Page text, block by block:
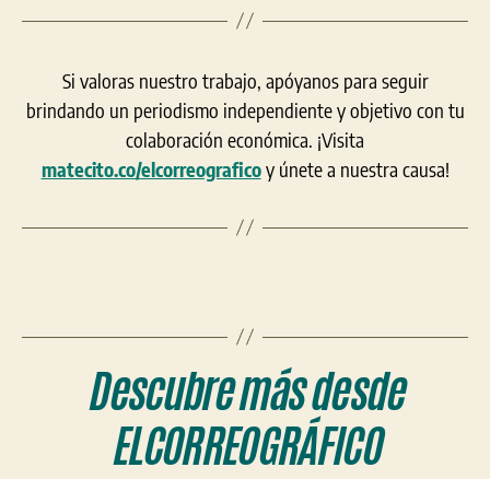
Si valoras nuestro trabajo, apóyanos para seguir
brindando un periodismo independiente y objetivo con tu
colaboración económica. ¡Visita
matecito.co/elcorreograficoy únete a nuestra causa!
Descubre más desde
ELCORREOGRÁFICO